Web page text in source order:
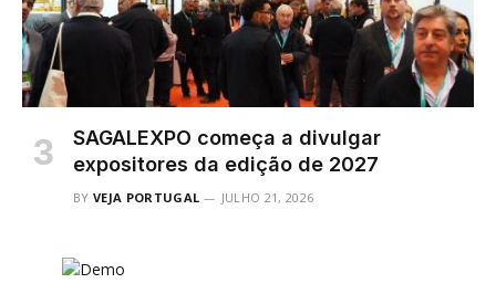
SAGALEXPO começa a divulgar
expositores da edição de 2027
BY VEJA PORTUGAL JULHO 21, 2026